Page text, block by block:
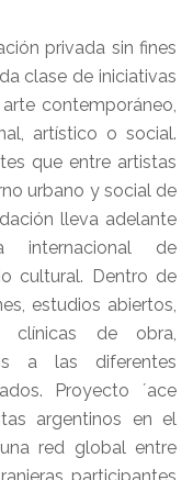
privada sin fines
clase de iniciativas
contemporáneo,
artístico o social.
que entre artistas
urbano y social de
lleva adelante
internacional de
cultural. Dentro de
estudios abiertos,
clínicas de obra,
a las diferentes
Proyecto ´ace
argentinos en el
red global entre